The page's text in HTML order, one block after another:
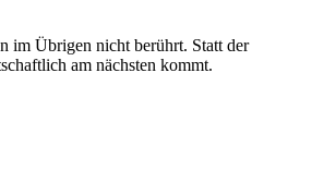
im Übrigen nicht berührt. Statt der
am nächsten kommt.